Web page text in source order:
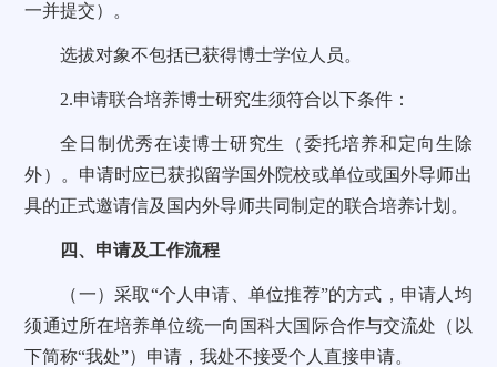
一并提交）。
选拔对象不包括已获得博士学位人员。
2.申请联合培养博士研究生须符合以下条件：
全日制优秀在读博士研究生（委托培养和定向生除
外）。申请时应已获拟留学国外院校或单位或国外导师出
具的正式邀请信及国内外导师共同制定的联合培养计划。
四、申请及工作流程
（一）采取“个人申请、单位推荐”的方式，申请人均
须通过所在培养单位统一向国科大国际合作与交流处（以
下简称“我处”）申请，我处不接受个人直接申请。